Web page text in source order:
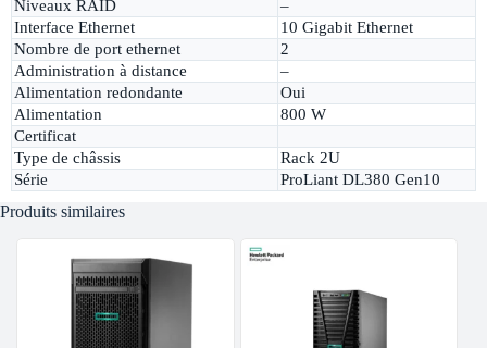
Niveaux RAID
–
Interface Ethernet
10 Gigabit Ethernet
Nombre de port ethernet
2
Administration à distance
–
Alimentation redondante
Oui
Alimentation
800 W
Certificat
Type de châssis
Rack 2U
Série
ProLiant DL380 Gen10
Produits similaires